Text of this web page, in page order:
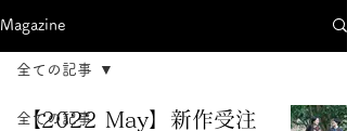
Magazine
全ての記事
全ての記事
【2022 May】新作受注